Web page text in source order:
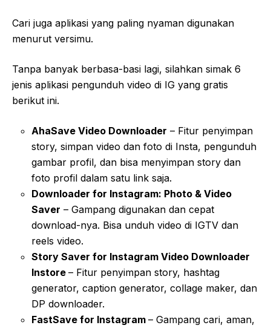
Cari juga aplikasi yang paling nyaman digunakan
menurut versimu.
Tanpa banyak berbasa-basi lagi, silahkan simak 6
jenis aplikasi pengunduh video di IG yang gratis
berikut ini.
AhaSave Video Downloader – Fitur penyimpan
story, simpan video dan foto di Insta, pengunduh
gambar profil, dan bisa menyimpan story dan
foto profil dalam satu link saja.
Downloader for Instagram: Photo & Video
Saver – Gampang digunakan dan cepat
download-nya. Bisa unduh video di IGTV dan
reels video.
Story Saver for Instagram Video Downloader
Instore – Fitur penyimpan story, hashtag
generator, caption generator, collage maker, dan
DP downloader.
FastSave for Instagram – Gampang cari, aman,